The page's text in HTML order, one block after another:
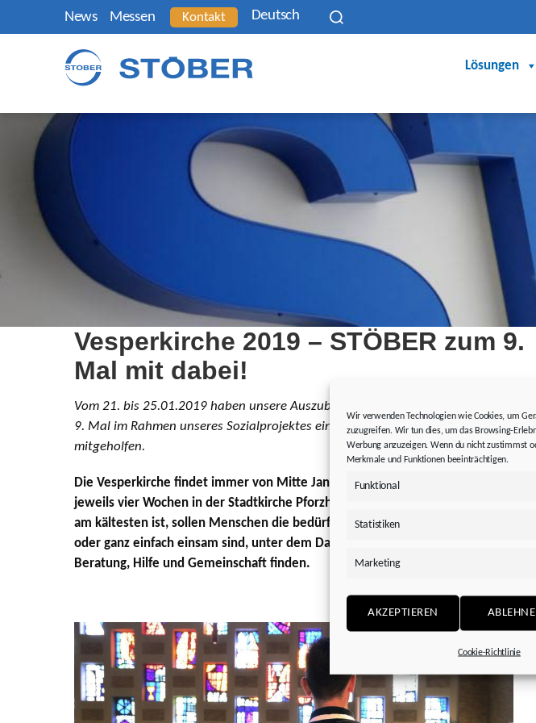
Wir verwenden Technologien wie Cookies, um
zuzugreifen. Wir tun dies, um das Browsing-
Werbung anzuzeigen. Wenn du nicht zustimmst
Merkmale und Funktionen beeinträchtigen.
Funktional
Statistiken
Marketing
AKZEPTIEREN
Cookie-Richtlinie
News Messen Kontakt Deutsch
Lösungen
Vesperkirche 2019 – STÖBER zum 9.
Mal mit dabei!
Vom 21. bis 25.01.2019 haben unsere Auszubildenden und Ausbilder zum
9. Mal im Rahmen unseres Sozialprojektes eine Woche bei der Vesperkirche
mitgeholfen.
Die Vesperkirche findet immer von Mitte Januar bis Mitte Februar für
jeweils vier Wochen in der Stadtkirche Pforzheim statt. Da es zu dieser Zeit
am kältesten ist, sollen Menschen die bedürftig sind, auf der Straße leben
oder ganz einfach einsam sind, unter dem Dach einer Kirche Versorgung,
Beratung, Hilfe und Gemeinschaft finden.